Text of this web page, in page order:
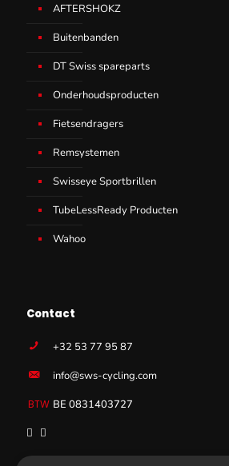
AFTERSHOKZ
Buitenbanden
DT Swiss spareparts
Onderhoudsproducten
Fietsendragers
Remsystemen
Swisseye Sportbrillen
TubeLessReady Producten
Wahoo
Contact
+32 53 77 95 87
info@sws-cycling.com
BE 0831403727